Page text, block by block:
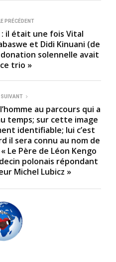
PRÉCÉDENT
il était une fois Vital
et Didi Kinuani (de
solennelle avait
trio »
au parcours qui a
temps; sur cette image
identifiable; lui c’est
il sera connu au nom de
Le Père de Léon Kengo
polonais répondant
Michel Lubicz »